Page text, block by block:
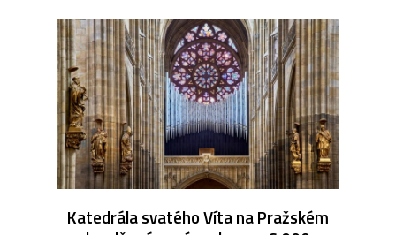
Katedrála svatého Víta na Pražském